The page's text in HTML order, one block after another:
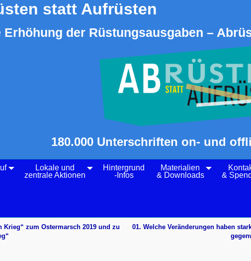
statt Aufrüsten
Erhöhung der Rüstungsausgaben –
180.000 Unterschriften on- und
Lokale und
zentrale Aktionen
Hintergrund
-Infos
Materialien
& Downloads
&
Krieg“ zum Ostermarsch 2019 und zu
01. Welche Veränderungen haben